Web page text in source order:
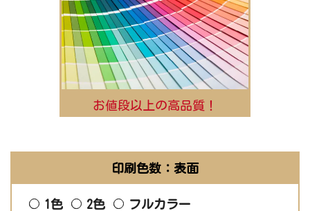
お値段以上の高品質！
印刷色数：表面
1色 2色 フルカラー